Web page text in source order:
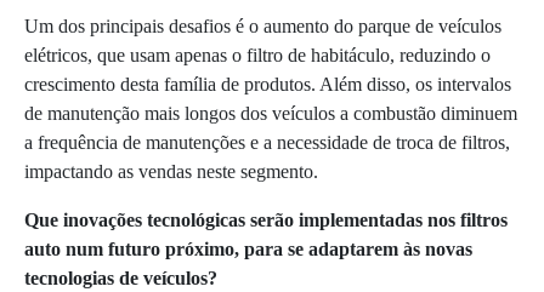
Um dos principais desafios é o aumento do parque de veículos
elétricos, que usam apenas o filtro de habitáculo, reduzindo o
crescimento desta família de produtos. Além disso, os intervalos
de manutenção mais longos dos veículos a combustão diminuem
a frequência de manutenções e a necessidade de troca de filtros,
impactando as vendas neste segmento.
Que inovações tecnológicas serão implementadas nos filtros
auto num futuro próximo, para se adaptarem às novas
tecnologias de veículos?